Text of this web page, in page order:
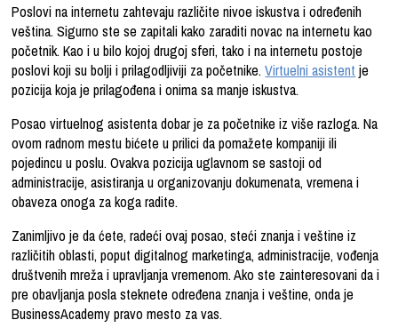
Poslovi na internetu zahtevaju različite nivoe iskustva i određenih
veština.Sigurno ste se zapitalikako zaraditi novac na internetu kao
početnik.Kao i u bilo kojoj drugoj sferi, tako i na internetu postoje
poslovi koji su bolji i prilagodljiviji za početnike.Virtuelni asistent je
pozicija koja je prilagođena i onima sa manje iskustva.
Posao virtuelnog asistenta dobar je za početnike iz više razloga. Na
ovom radnom mestu bićete u prilici da pomažete kompaniji ili
pojedincu u poslu. Ovakva pozicija uglavnom se sastoji od
administracije, asistiranja u organizovanju dokumenata, vremena i
obaveza onoga za koga radite.
Zanimljivo je da ćete, radeći ovaj posao, steći znanja i veštine iz
različitih oblasti, poput digitalnog marketinga, administracije, vođenja
društvenih mreža i upravljanja vremenom. Ako ste zainteresovani da i
pre obavljanja posla steknete određena znanja i veštine, onda je
BusinessAcademy pravo mesto za vas.